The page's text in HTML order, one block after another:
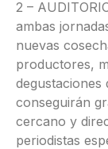
2 –
ambas
nuevas
productores,
degustaciones
conseguirán
cercano y
periodistas